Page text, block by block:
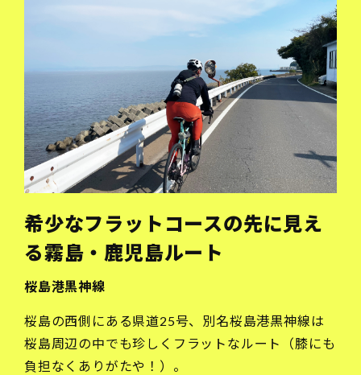
希少なフラットコースの先に見え
る霧島・鹿児島ルート
桜島港黒神線
桜島の西側にある県道25号、別名桜島港黒神線は
桜島周辺の中でも珍しくフラットなルート（膝にも
負担なくありがたや！）。